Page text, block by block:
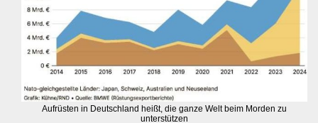
Aufrüsten in Deutschland heißt, die ganze Welt beim Morden zu
unterstützen